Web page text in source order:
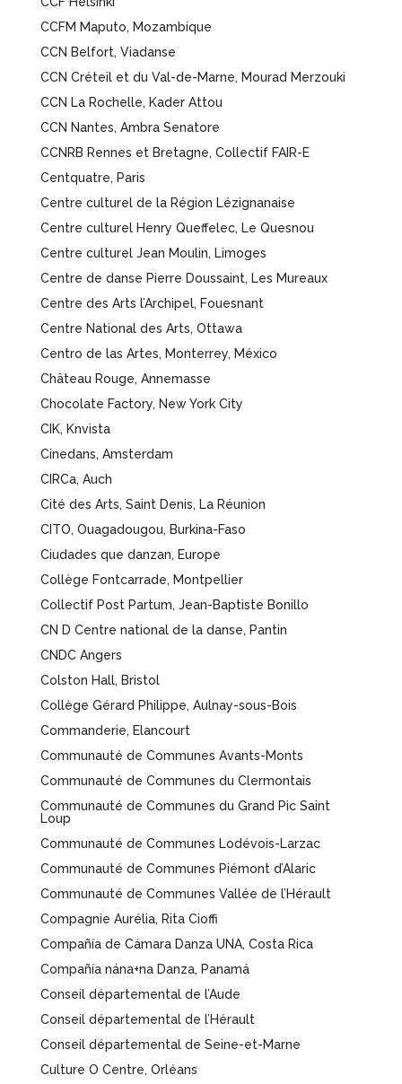
CCFM Maputo, Mozambique
CCN Belfort, Viadanse
CCN Créteil et du Val-de-Marne, Mourad Merzouki
CCN La Rochelle, Kader Attou
CCN Nantes, Ambra Senatore
CCNRB Rennes et Bretagne, Collectif FAIR-E
Centquatre, Paris
Centre culturel de la Région Lézignanaise
Centre culturel Henry Queffelec, Le Quesnou
Centre culturel Jean Moulin, Limoges
Centre de danse Pierre Doussaint, Les Mureaux
Centre des Arts l’Archipel, Fouesnant
Centre National des Arts, Ottawa
Centro de las Artes, Monterrey, México
Château Rouge, Annemasse
Chocolate Factory, New York City
CIK, Knvista
Cinedans, Amsterdam
CIRCa, Auch
Cité des Arts, Saint Denis, La Réunion
CITO, Ouagadougou, Burkina-Faso
Ciudades que danzan, Europe
Collège Fontcarrade, Montpellier
Collectif Post Partum, Jean-Baptiste Bonillo
CN D Centre national de la danse, Pantin
CNDC Angers
Colston Hall, Bristol
Collège Gérard Philippe, Aulnay-sous-Bois
Commanderie, Elancourt
Communauté de Communes Avants-Monts
Communauté de Communes du Clermontais
Communauté de Communes du Grand Pic Saint
Loup
Communauté de Communes Lodévois-Larzac
Communauté de Communes Piémont d’Alaric
Communauté de Communes Vallée de l’Hérault
Compagnie Aurélia, Rita Cioffi
Compañía de Cámara Danza UNA, Costa Rica
Compañía nána+na Danza, Panamá
Conseil départemental de l’Aude
Conseil départemental de l’Hérault
Conseil départemental de Seine-et-Marne
Culture O Centre, Orléans